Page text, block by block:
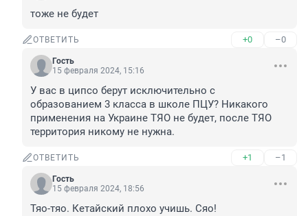
тоже не будет
ОТВЕТИТЬ +0 –0
Гость
15 февраля 2024, 15:16
У вас в ципсо берут исключительно с
образованием 3 класса в школе ПЦУ? Никакого
применения на Украине ТЯО не будет, после ТЯО
территория никому не нужна.
ОТВЕТИТЬ +1 –1
Гость
15 февраля 2024, 18:56
Тяо-тяо. Кетайский плохо учишь. Сяо!